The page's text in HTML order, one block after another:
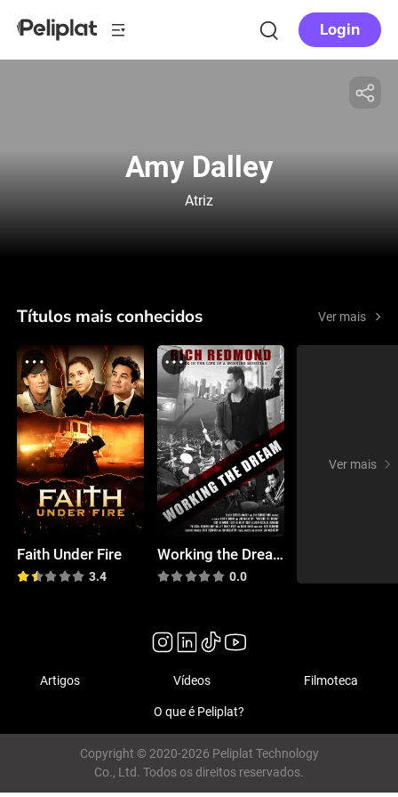
Login
Amy Dalley
Atriz
Títulos mais conhecidos Ver mais
Faith Under Fire
3.4
Working the Dream
0.0
Ver mais
Artigos Vídeos Filmoteca
O que é Peliplat?
Copyright © 2020-2026 Peliplat Technology
Co., Ltd. Todos os direitos reservados.